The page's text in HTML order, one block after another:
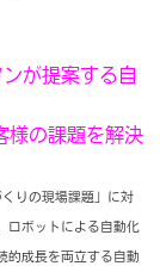
が提案する自
様の課題を解決
りの現場課題」に対
ロボットによる自動化
的成長を両立する自動